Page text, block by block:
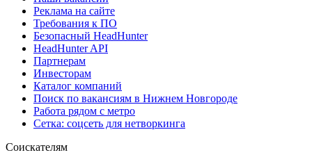
Реклама на сайте
Требования к ПО
Безопасный HeadHunter
HeadHunter API
Партнерам
Инвесторам
Каталог компаний
Поиск по вакансиям в Нижнем Новгороде
Работа рядом с метро
Сетка: соцсеть для нетворкинга
Соискателям